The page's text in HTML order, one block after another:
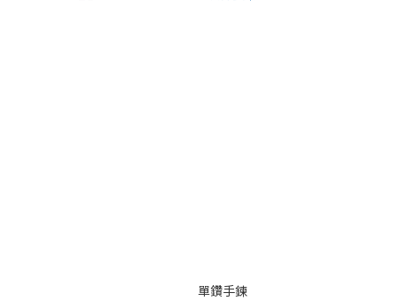
單鑽手鍊